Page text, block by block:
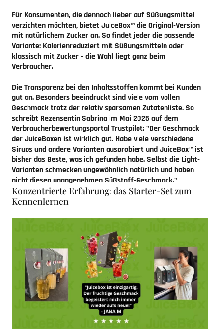
Für Konsumenten, die dennoch lieber auf Süßungsmittel
verzichten möchten, bietet JuiceBox™ die Original-Version
mit natürlichem Zucker an. So findet jeder die passende
Variante: Kalorienreduziert mit Süßungsmitteln oder
klassisch mit Zucker – die Wahl liegt ganz beim
Verbraucher.
Die Transparenz bei den Inhaltsstoffen kommt bei Kunden
gut an. Besonders beeindruckt sind viele vom vollen
Geschmack trotz der relativ sparsamen Zutatenliste. So
schreibt Rezensentin Sabrina im Mai 2025 auf dem
Verbraucherbewertungsportal Trustpilot: "Der Geschmack
der JuiceBoxen ist wirklich gut. Habe viele verschiedene
Sirups und andere Varianten ausprobiert und JuiceBox™ ist
bisher das Beste, was ich gefunden habe. Selbst die Light-
Varianten schmecken ungewöhnlich natürlich und haben
nicht diesen unangenehmen Süßstoff-Geschmack."
Konzentrierte Erfahrung: das Starter-Set zum
Kennenlernen